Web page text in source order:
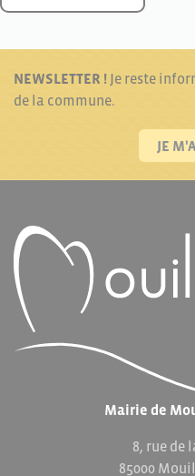
NEWSLETTER ! Je reste
de la commune.
JE
Mairie de
8, rue de
85000